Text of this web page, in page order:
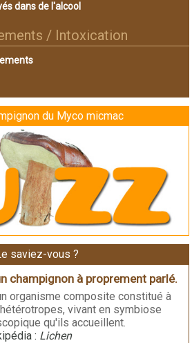
dans de l'alcool
/ Intoxication
du Myco micmac
saviez-vous ?
champignon à proprement parlé.
organisme composite constitué à
vivant en symbiose
qu'ils accueillent.
: Lichen